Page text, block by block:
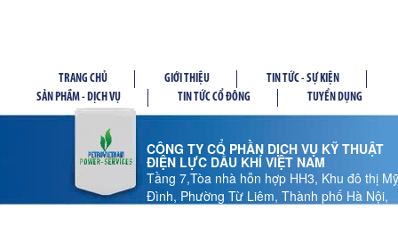
TRANG CHỦ GIỚI THIỆU
TIN TỨC - SỰ KIỆN
SẢN PHẦM - DỊCH VỤ
TIN TỨC CỔ ĐÔNG TUYỂN DỤNG
CÔNG TY CỔ PHẦN DỊCH VỤ KỸ THUẬT
ĐIỆN LỰC DẦU KHÍ VIỆT NAM
Tầng 7,Tòa nhà hỗn hợp HH3, Khu đô thị Mỹ
Đình, Phường Từ Liêm, Thành phố Hà Nội,